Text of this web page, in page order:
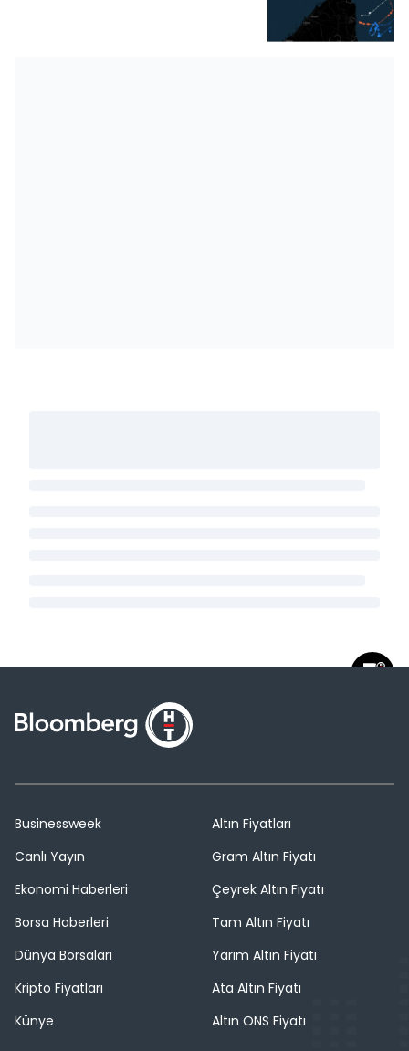
Businessweek
Canlı Yayın
Ekonomi Haberleri
Borsa Haberleri
Dünya Borsaları
Kripto Fiyatları
Künye
Altın Fiyatları
Gram Altın Fiyatı
Çeyrek Altın Fiyatı
Tam Altın Fiyatı
Yarım Altın Fiyatı
Ata Altın Fiyatı
Altın ONS Fiyatı